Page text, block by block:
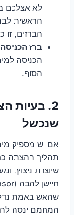
לא אצלכם
הראשית
הברזים, זו
ברז
הכניסה
הסוף.
2. בעיות
שנכשל
אם יש מספיק
תהליך ההצתה
שיוצרת ניצוץ,
שהאש באמת
המחמם ינסה